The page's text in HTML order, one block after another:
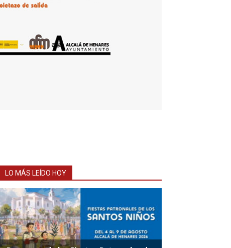
LO MÁS LEÍDO HOY